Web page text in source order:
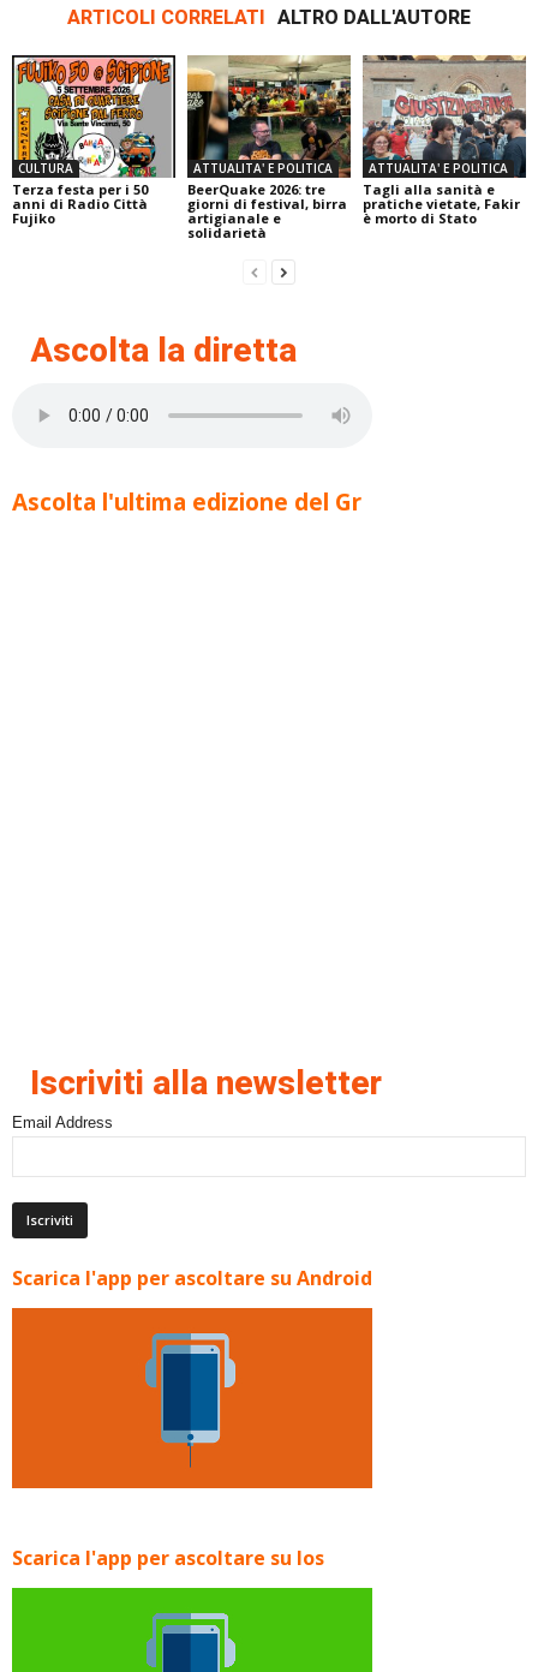
ARTICOLI CORRELATI ALTRO DALL'AUTORE
CULTURA
Terza festa per i 50
anni di Radio Città
Fujiko
ATTUALITA' E POLITICA
BeerQuake 2026: tre
giorni di festival, birra
artigianale e
solidarietà
ATTUALITA' E POLITICA
Tagli alla sanità e
pratiche vietate, Fakir
è morto di Stato
Ascolta la diretta
Ascolta l'ultima edizione del Gr
Iscriviti alla newsletter
Email Address
Scarica l'app per ascoltare su Android
Scarica l'app per ascoltare su Ios